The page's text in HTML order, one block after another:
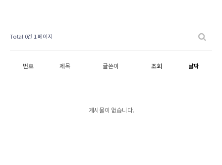
Total 0건 1 페이지
번호 제목 글쓴이 조회 날짜
게시물이 없습니다.